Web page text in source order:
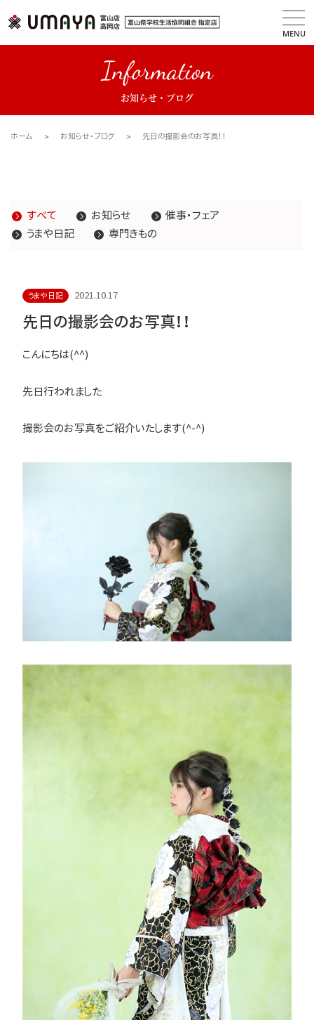
MENU
Information
お知らせ・ブログ
ホーム お知らせ・ブログ 先日の撮影会のお写真！！
すべて お知らせ
催事・フェア
うまや日記
専門きもの
うまや日記 2021.10.17
先日の撮影会のお写真！！
こんにちは(^^)
先日行われました
撮影会のお写真をご紹介いたします(^-^)